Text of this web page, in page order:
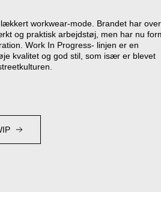
workwear-mode. Brandet har
og praktisk arbejdstøj, men har nu
Work In Progress- linjen er en
kvalitet og god stil, som især er blevet